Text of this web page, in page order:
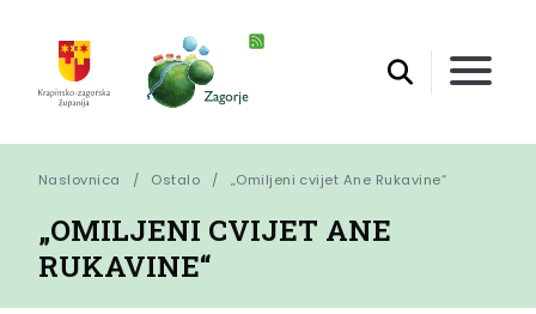
Naslovnica Ostalo „Omiljeni cvijet Ane Rukavine“
„OMILJENI CVIJET ANE
RUKAVINE“